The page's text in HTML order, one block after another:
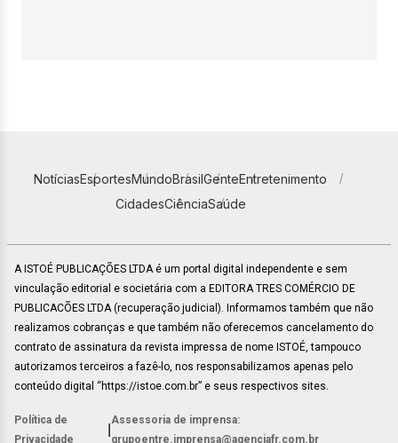
NotíciasEsportesMundoBrasilGenteEntretenimento
CidadesCiênciaSaúde
A ISTOÉ PUBLICAÇÕES LTDA é um portal digital independente e sem
vinculação editorial e societária com a EDITORA TRES COMÉRCIO DE
PUBLICACÕES LTDA (recuperação judicial). Informamos também que não
realizamos cobranças e que também não oferecemos cancelamento do
contrato de assinatura da revista impressa de nome ISTOÉ, tampouco
autorizamos terceiros a fazê-lo, nos responsabilizamos apenas pelo
conteúdo digital “https://istoe.com.br” e seus respectivos sites.
Política de
Privacidade
Assessoria de imprensa:
grupoentre.imprensa@agenciafr.com.br